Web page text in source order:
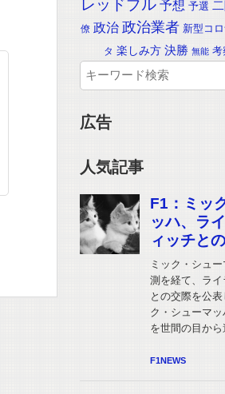
レッドブル 予想 予選
僚 政治 政治業者 新型コ
タ 楽しみ方 決勝 無能 考
広告
人気記事